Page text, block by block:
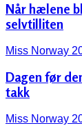
Når hælene
selvtilliten
Miss Norway
Dagen før
takk
Miss Norway